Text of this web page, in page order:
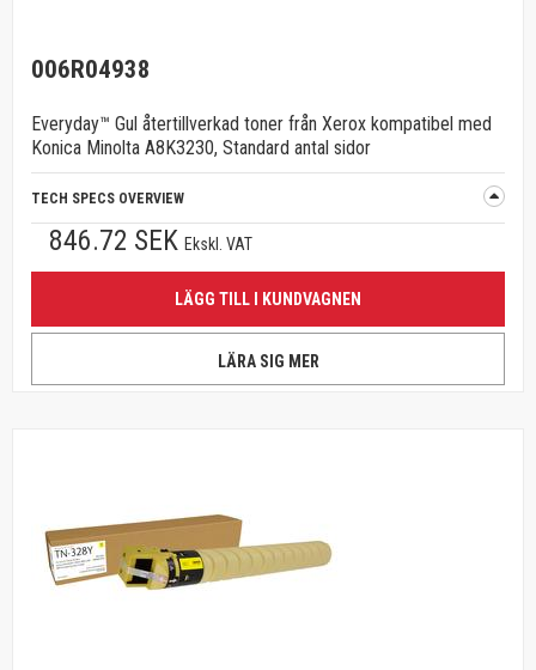
006R04938
Everyday™ Gul återtillverkad toner från Xerox kompatibel med
Konica Minolta A8K3230, Standard antal sidor
TECH SPECS OVERVIEW
846.72 SEK Ekskl. VAT
LÄGG TILL I KUNDVAGNEN
LÄRA SIG MER